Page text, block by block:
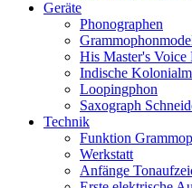
Geräte
Phonographen
His Master's Voice
Indische
Loopingphon
Saxograph
Technik
Funktion
Werkstatt
Anfänge